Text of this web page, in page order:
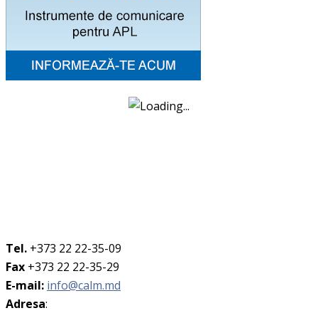
Tel. +373 22 22-35-09
Fax +373 22 22-35-29
E-mail: info@calm.md
Adresa: